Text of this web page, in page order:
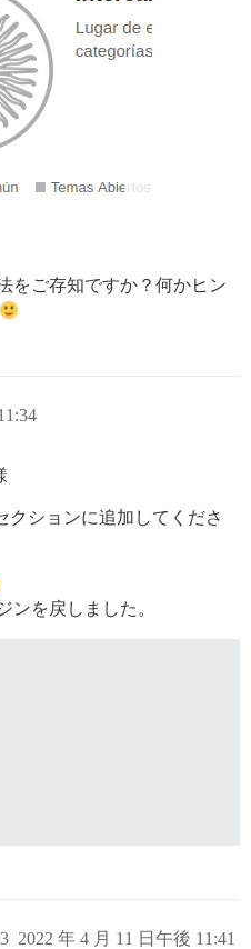
をご存知ですか？何かヒン
クションに追加してくださ
ンを戻しました。
2022 年 4 月 11 日午後 11:41
3